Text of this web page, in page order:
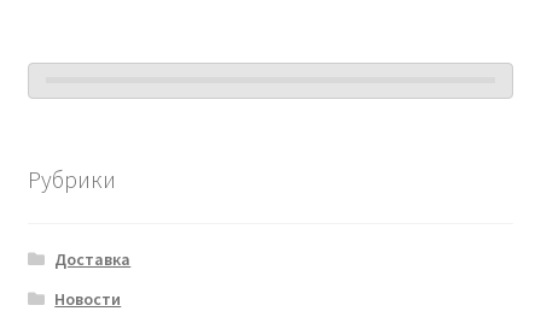
Рубрики
Доставка
Новости